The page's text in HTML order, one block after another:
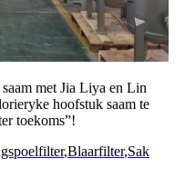
met Jia Liya en Lin
hoofstuk saam te
toekoms”!
,Blaarfilter,Sak